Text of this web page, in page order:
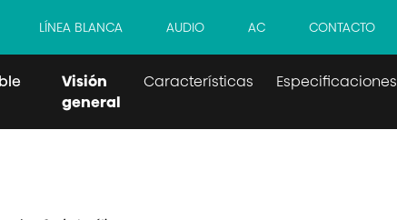
LÍNEA BLANCA AUDIO AC CONTACTO
Visión
general
Características Especificaciones